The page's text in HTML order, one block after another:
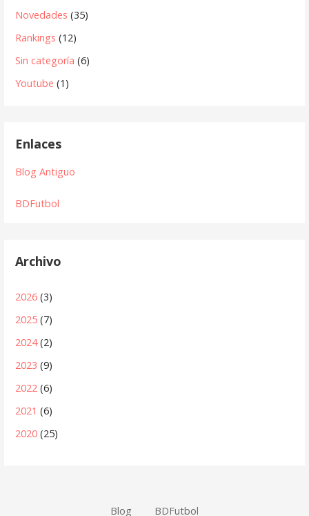
Novedades (35)
Rankings (12)
Sin categoría (6)
Youtube (1)
Enlaces
Blog Antiguo
BDFutbol
Archivo
2026 (3)
2025 (7)
2024(2)
2023 (9)
2022 (6)
2021 (6)
2020 (25)
Blog BDFutbol